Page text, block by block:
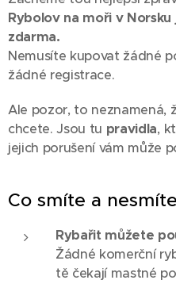
Rybolov na moři v
zdarma.
Nemusíte kupovat žádné
žádné registrace.
Ale pozor, to neznamená,
chcete. Jsou tu pravidla,
jejich porušení vám může
Co smíte a
Rybařit můžete
Žádné komerční
tě čekají mastné